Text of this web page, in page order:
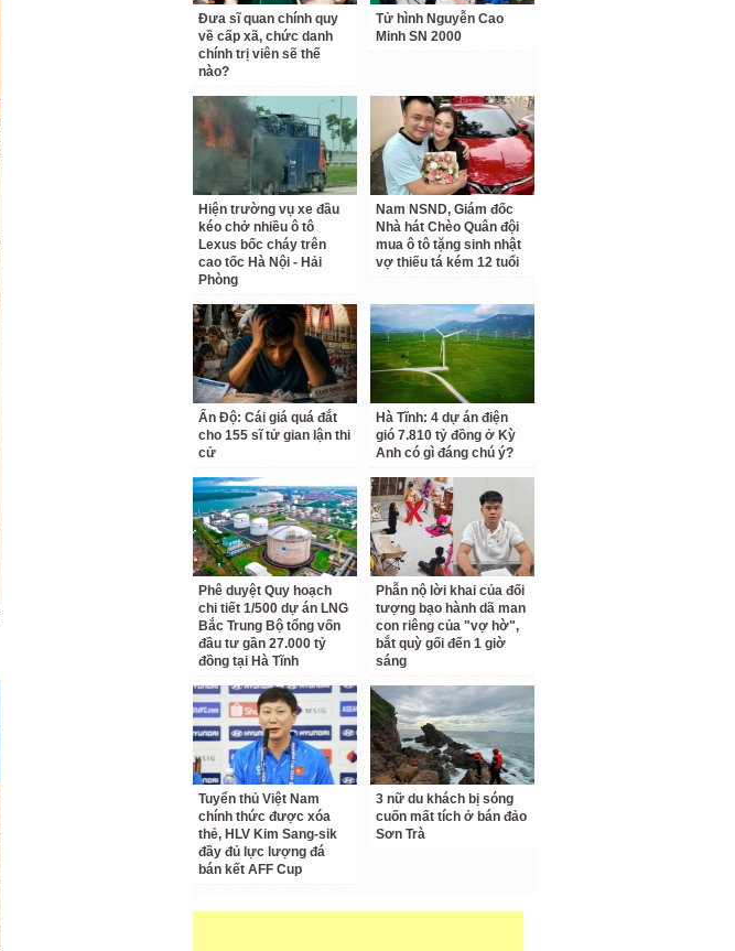
Đưa sĩ quan chính quy
về cấp xã, chức danh
chính trị viên sẽ thế
nào?
Tử hình Nguyễn Cao
Minh SN 2000
Hiện trường vụ xe đầu
kéo chở nhiều ô tô
Lexus bốc cháy trên
cao tốc Hà Nội - Hải
Phòng
Nam NSND, Giám đốc
Nhà hát Chèo Quân đội
mua ô tô tặng sinh nhật
vợ thiếu tá kém 12 tuổi
Ấn Độ: Cái giá quá đắt
cho 155 sĩ tử gian lận thi
cử
Hà Tĩnh: 4 dự án điện
gió 7.810 tỷ đồng ở Kỳ
Anh có gì đáng chú ý?
Phê duyệt Quy hoạch
chi tiết 1/500 dự án LNG
Bắc Trung Bộ tổng vốn
đầu tư gần 27.000 tỷ
đồng tại Hà Tĩnh
Phẫn nộ lời khai của đối
tượng bạo hành dã man
con riêng của "vợ hờ",
bắt quỳ gối đến 1 giờ
sáng
Tuyển thủ Việt Nam
chính thức được xóa
thẻ, HLV Kim Sang-sik
đầy đủ lực lượng đá
bán kết AFF Cup
3 nữ du khách bị sóng
cuốn mất tích ở bán đảo
Sơn Trà